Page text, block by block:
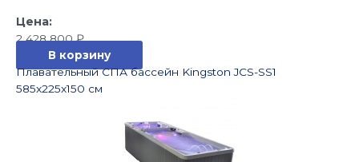
2 428 800₽
В корзину
Плавательный СПА бассейн Kingston JCS-SS1
585x225x150 см